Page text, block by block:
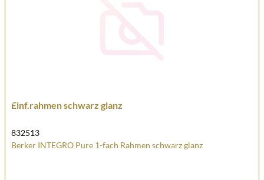
Einf.rahmen schwarz glanz
832513
Berker INTEGRO Pure 1-fach Rahmen schwarz glanz